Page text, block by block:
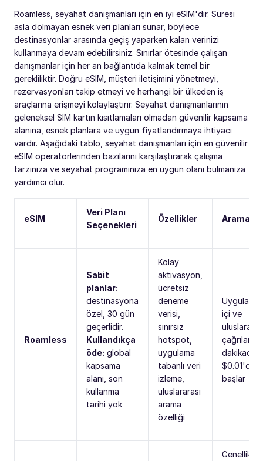
Roamless, seyahat danışmanları için en iyi eSIM'dir. Süresi
asla dolmayan esnek veri planları sunar, böylece
destinasyonlar arasında geçiş yaparken kalan verinizi
kullanmaya devam edebilirsiniz. Sınırlar ötesinde çalışan
danışmanlar için her an bağlantıda kalmak temel bir
gerekliliktir. Doğru eSIM, müşteri iletişimini yönetmeyi,
rezervasyonları takip etmeyi ve herhangi bir ülkeden iş
araçlarına erişmeyi kolaylaştırır. Seyahat danışmanlarının
geleneksel SIM kartın kısıtlamaları olmadan güvenilir kapsama
alanına, esnek planlara ve uygun fiyatlandırmaya ihtiyacı
vardır. Aşağıdaki tablo, seyahat danışmanları için en güvenilir
eSIM operatörlerinden bazılarını karşılaştırarak çalışma
tarzınıza ve seyahat programınıza en uygun olanı bulmanıza
yardımcı olur.
eSIM
Veri Planı
Seçenekleri
Özellikler Arama
Roamless
Sabit
planlar:
destinasyona
özel, 30 gün
geçerlidir.
Kullandıkça
öde: global
kapsama
alanı, son
kullanma
tarihi yok
Kolay
aktivasyon,
ücretsiz
deneme
verisi,
sınırsız
hotspot,
uygulama
tabanlı veri
izleme,
uluslararası
arama
özelliği
Uygulama
içi ve
çağrılar
dakikada
$0.01'den
başlar
Genellikle